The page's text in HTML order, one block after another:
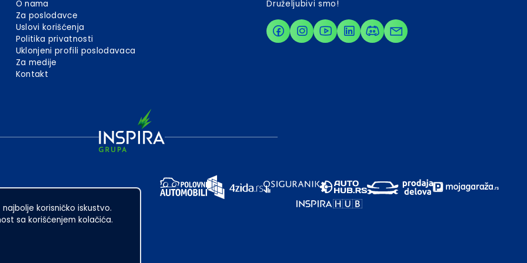
korisničko iskustvo.
sa korišćenjem kolačića.
O nama
Za poslodavce
Uslovi korišćenja
Politika privatnosti
Uklonjeni profili poslodavaca
Za medije
Kontakt
Druželjubivi smo!